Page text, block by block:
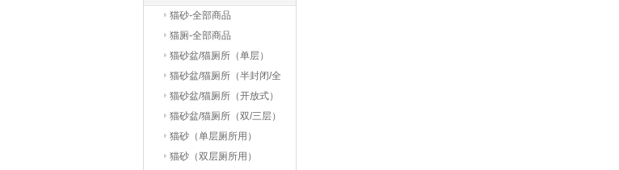
猫砂-全部商品
猫厕-全部商品
猫砂盆/猫厕所（单层）
猫砂盆/猫厕所（半封闭/全
封闭）
猫砂盆/猫厕所（开放式）
猫砂盆/猫厕所（双/三层）
猫砂（单层厕所用）
猫砂（双层厕所用）